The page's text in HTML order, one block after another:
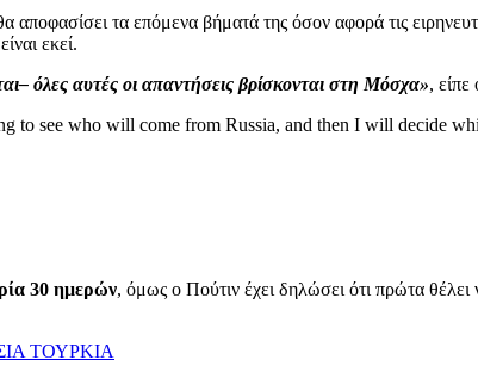
τα επόμενα βήματά της όσον αφορά τις
εκεί.
όλες αυτές οι απαντήσεις βρίσκονται στη Μόσχα», είπε
see who will come from Russia, and then I will decide
30 ημερών, όμως ο Πούτιν έχει δηλώσει ότι πρώτα θέλει
ΤΟΥΡΚΙΑ